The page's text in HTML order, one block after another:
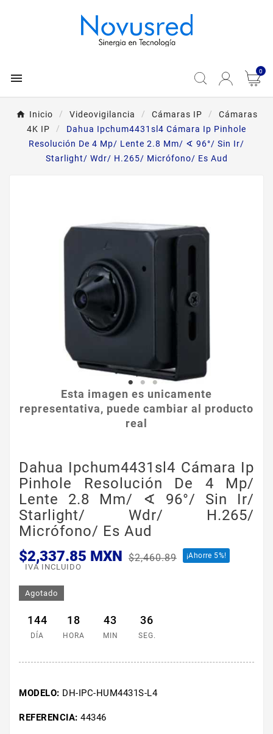
 0
Inicio Videovigilancia Cámaras IP
Cámaras
4K IP
Dahua Ipchum4431sl4 Cámara Ip Pinhole
Resolución De 4 Mp/ Lente 2.8 Mm/ ∢ 96°/ Sin Ir/
Starlight/ Wdr/ H.265/ Micrófono/ Es Aud
Esta imagen es unicamente
representativa, puede cambiar al producto
real
Dahua Ipchum4431sl4 Cámara Ip
Pinhole Resolución De 4 Mp/
Lente 2.8 Mm/ ∢ 96°/ Sin Ir/
Starlight/ Wdr/ H.265/
Micrófono/ Es Aud
$2,337.85 MXN $2,460.89 ¡Ahorre 5%!
IVA INCLUIDO
Agotado
144
DÍA
18
HORA
43
MIN
36
SEG.
MODELO: DH-IPC-HUM4431S-L4
REFERENCIA: 44346